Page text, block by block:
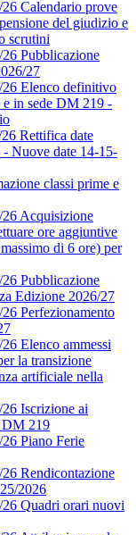
Calendario prove
del giudizio e
scrutini
Pubblicazione
27
26 Elenco definitivo
e in sede DM 219 -
Rettifica date
Nuove date 14-15-
classi prime e
26 Acquisizione
ore aggiuntive
di 6 ore) per
Pubblicazione
Edizione 2026/27
Perfezionamento
Elenco ammessi
la transizione
artificiale nella
Iscrizione ai
DM 219
Piano Ferie
Rendicontazione
2026
Quadri orari nuovi